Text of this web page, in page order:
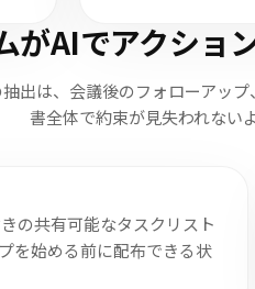
がAIでアクショ
出は、会議後のフォローアッ
書全体で約束が見失われない
の共有可能なタスクリスト
を始める前に配布できる状